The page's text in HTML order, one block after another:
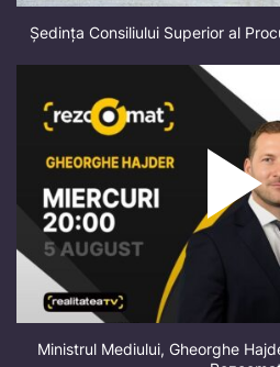
Ședința Consiliului Superior al
Ministrul Mediului, Gheorghe